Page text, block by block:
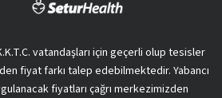
vatandaşları için geçerli olup tesisler
fiyat farkı talep edebilmektedir. Yabancı
fiyatları çağrı merkezimizden